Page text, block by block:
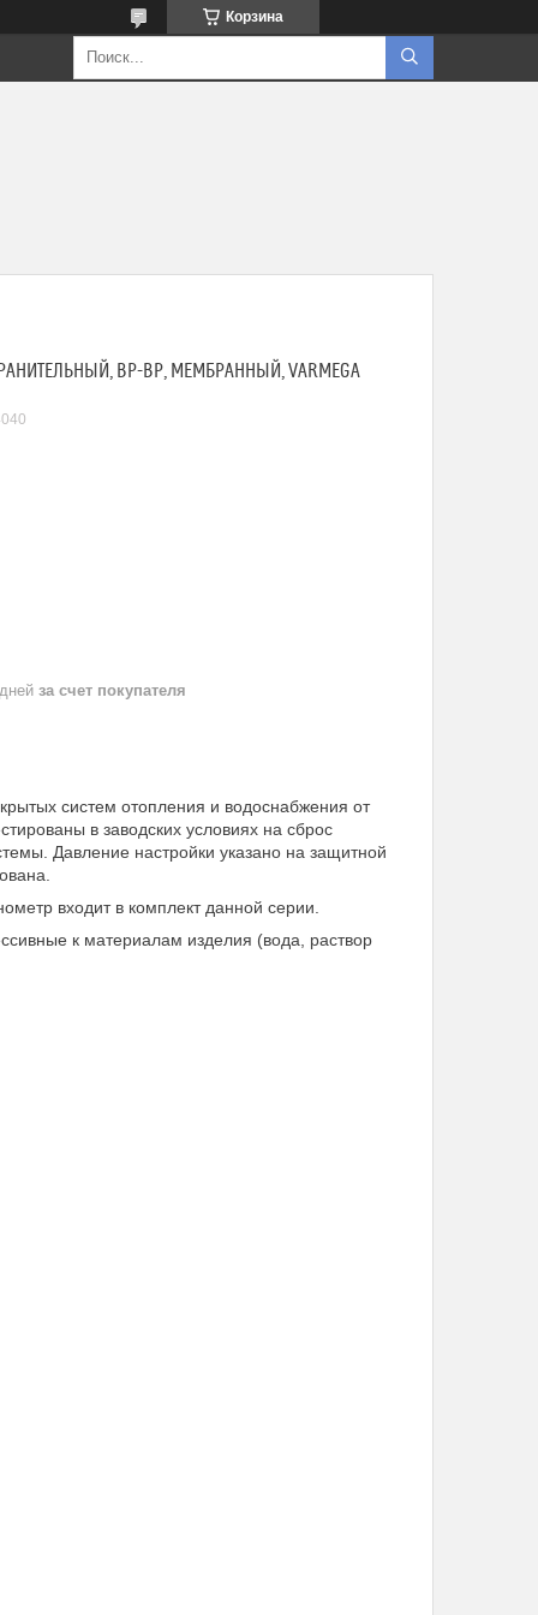
Корзина
ВР-ВР, МЕМБРАННЫЙ, VARMEGA
за счет покупателя
систем отопления и водоснабжения от
в заводских условиях на сброс
Давление настройки указано на защитной
входит в комплект данной серии.
к материалам изделия (вода, раствор